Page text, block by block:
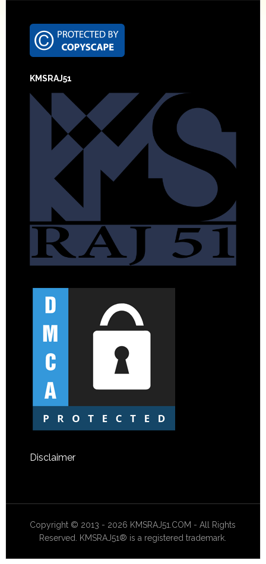
Footer
KMSRAJ51
Disclaimer
Copyright © 2013 - 2026 KMSRAJ51.COM - All Rights
Reserved. KMSRAJ51® is a registered trademark.